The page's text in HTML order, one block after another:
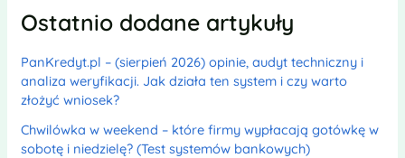
Ostatnio dodane artykuły
PanKredyt.pl – (sierpień 2026) opinie, audyt techniczny i
analiza weryfikacji. Jak działa ten system i czy warto
złożyć wniosek?
Chwilówka w weekend – które firmy wypłacają gotówkę w
sobotę i niedzielę? (Test systemów bankowych)